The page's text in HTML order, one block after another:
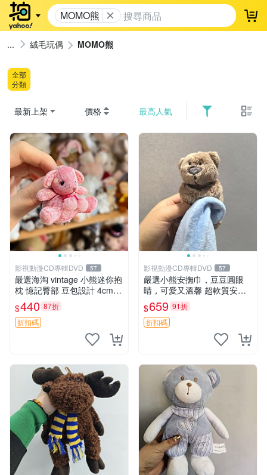
MOMO熊 登
絨毛玩偶 MOMO熊
全部
分類
最新上架 價格 最高人氣
影視動漫CD專輯DVD 57
嚴選海淘 vintage 小熊迷你抱
枕 憶記臀部 豆包設計 4cm
高 推薦收藏 迷你豆包小熊、
高臀部、豆袋抱枕
$440 87折
折扣碼
影視動漫CD專輯DVD 57
嚴選小熊安撫巾，豆豆圓眼
睛，可愛又溫馨 超軟質安撫
巾，豆豆設計，哄睡好幫手
約克豆豆眼安撫巾 數碼豆豆
眼
$659 91折
折扣碼